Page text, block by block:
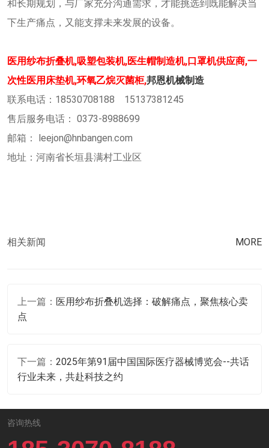
和长期规划，与厂家充分沟通需求，才能挑选到既能解决当
下生产痛点，又能支撑未来发展的设备。
医用纱布折叠机,吸塑包装机,医生帽制造机,口罩机供应商,一
次性医用床垫机,环氧乙烷灭菌柜,邦恩机械制造
联系电话：18530708188 15137381245
售后服务电话： 0373-8988699
邮箱： leejon@hnbangen.com
地址：河南省长垣县满村工业区
相关新闻 MORE
上一篇： 医用纱布折叠机选择：破解痛点，聚焦核心卖
点
下一篇： 2025年第91届中国国际医疗器械博览会--共话
行业未来，共赴科技之约
咨询热线